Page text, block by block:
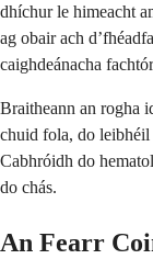
dhíchur le himeacht
ag obair ach
caighdeánacha
Braitheann an rogha
chuid fola, do leibhéil
Cabhróidh do
do chás.
An Fearr